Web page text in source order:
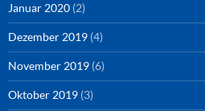
Januar 2020 (2)
Dezember 2019 (4)
November 2019 (6)
Oktober 2019 (3)